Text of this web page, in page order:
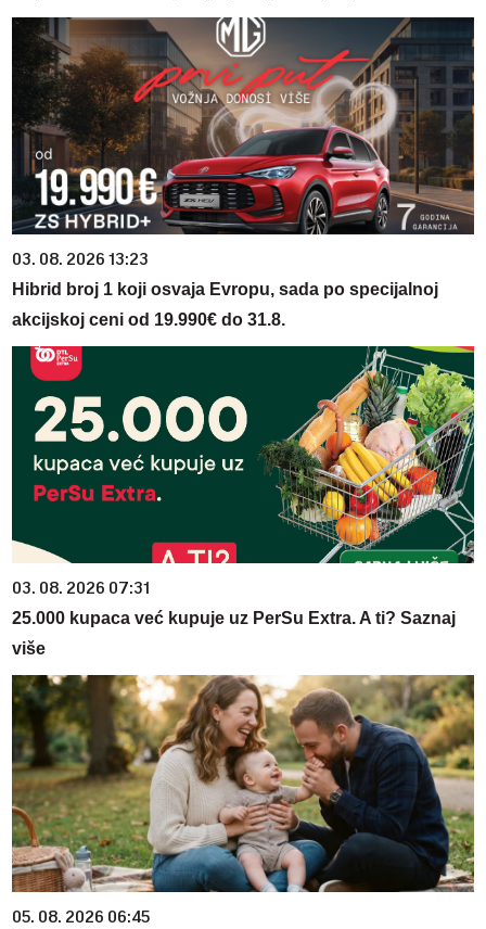
03. 08. 2026 13:23
Hibrid broj 1 koji osvaja Evropu, sada po specijalnoj
akcijskoj ceni od 19.990€ do 31.8.
03. 08. 2026 07:31
25.000 kupaca već kupuje uz PerSu Extra. A ti? Saznaj
više
05. 08. 2026 06:45